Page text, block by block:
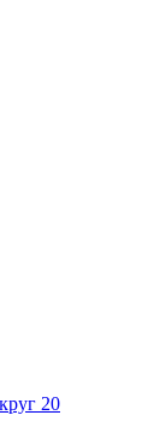
20